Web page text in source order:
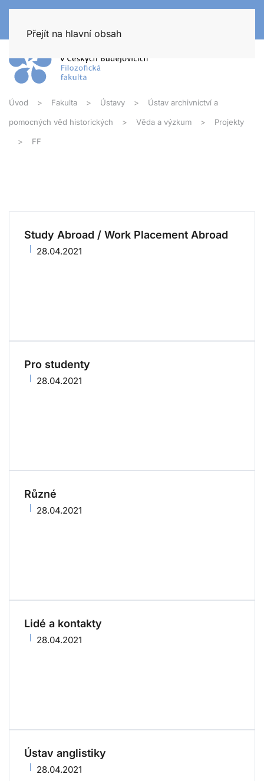
Přejít na hlavní obsah
Úvod Fakulta Ústavy Ústav archivnictví a
pomocných věd historických Věda a výzkum Projekty
FF
Study Abroad / Work Placement Abroad
28.04.2021
Pro studenty
28.04.2021
Různé
28.04.2021
Lidé a kontakty
28.04.2021
Ústav anglistiky
28.04.2021